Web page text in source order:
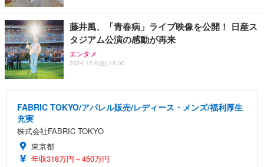
藤井風、「青春病」ライブ映像を公開！ 日産ス
タジアム公演の感動が再来
エンタメ
2024.12.6(金) 18:00
FABRIC TOKYO/アパレル販売/レディース・メンズ/福利厚生
充実
株式会社FABRIC TOKYO
東京都
年収318万円～450万円